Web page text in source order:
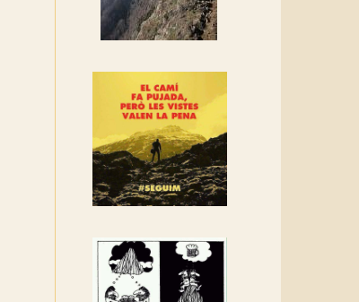
Manifest a favor dels
Camins Vells
associació adhereix-te al
Rebem un diploma dels
Amics de Sant Aniol
d'Aguja
Els Centpeus estem
recuperació del refugi i de
l'entorn de Sant Aniol